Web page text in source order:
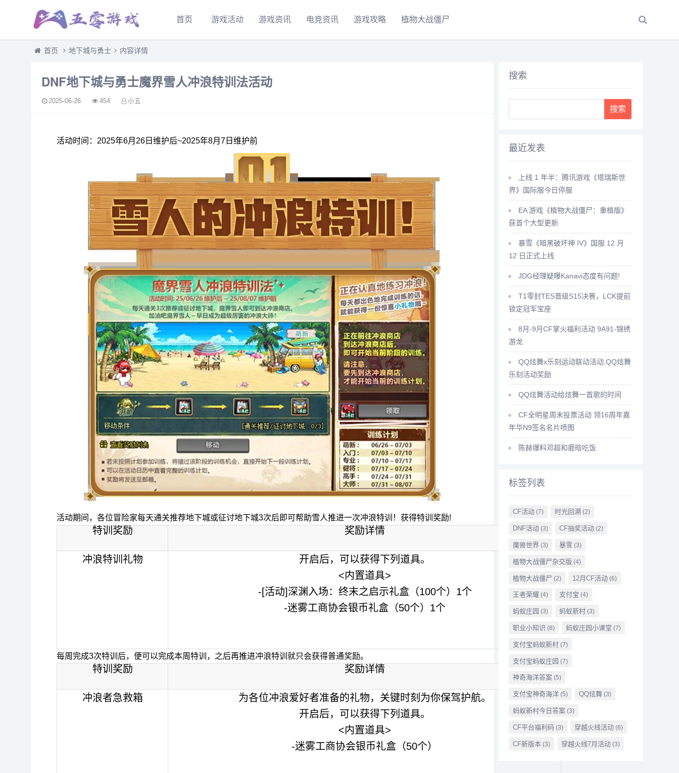
首页 游戏活动 游戏资讯 电竞资讯 游戏攻略 植物大战僵尸
首页 地下城与勇士 内容详情
DNF地下城与勇士魔界雪人冲浪特训法活动
2025-06-26 454 小五
活动时间：2025年6月26日维护后~2025年8月7日维护前
活动期间，各位冒险家每天通关推荐地下城或征讨地下城3次后即可帮助雪人推进一次冲浪特训！获得特训奖励!
特训奖励 奖励详情
冲浪特训礼物
开启后，可以获得下列道具。
<内置道具>
-[活动]深渊入场：终末之启示礼盒（100个）1个
-迷雾工商协会银币礼盒（50个）1个
每周完成3次特训后，便可以完成本周特训，之后再推进冲浪特训就只会获得普通奖励。
特训奖励 奖励详情
冲浪者急救箱
为各位冲浪爱好者准备的礼物，关键时刻为你保驾护航。
开启后，可以获得下列道具。
<内置道具>
-迷雾工商协会银币礼盒（50个）
搜索
最近发表
上线 1 年半：腾讯游戏《塔瑞斯世
界》国际服今日停服
EA 游戏《植物大战僵尸：重植版》
获首个大型更新
暴雪《暗黑破坏神 IV》国服 12 月
12 日正式上线
JDG经理疑曝Kanavi态度有问题!
T1零封TES晋级S15决赛，LCK提前
锁定冠军宝座
8月-9月CF掌火福利活动 9A91-锦绣
游龙
QQ炫舞x乐刻运动联动活动,QQ炫舞
乐刻活动奖励
QQ炫舞活动给炫舞一首歌的时间
CF全明星周末投票活动 领16周年嘉
年华N9签名名片喷图
陈赫爆料邓超和鹿晗吃饭
标签列表
CF活动(7) 时光回溯 (2)
DNF活动(3) CF抽奖活动(2)
魔兽世界(3) 暴雪 (3)
植物大战僵尸杂交版 (4)
植物大战僵尸 (2) 12月CF活动(6)
王者荣耀 (4) 支付宝 (4)
蚂蚁庄园 (3) 蚂蚁新村(3)
职业小知识 (8) 蚂蚁庄园小课堂 (7)
支付宝蚂蚁新村(7)
支付宝蚂蚁庄园 (7)
神奇海洋答案(5)
支付宝神奇海洋(5) QQ炫舞(3)
蚂蚁新村今日答案(3)
CF平台福利码 (3) 穿越火线活动(6)
CF新版本(3) 穿越火线7月活动(3)